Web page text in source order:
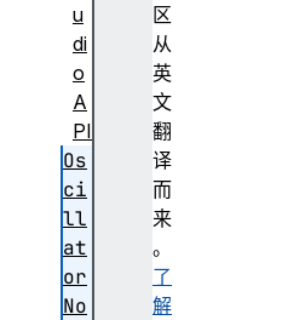
区
从
英
文
翻
译
而
来
。
了
解
u
di
o
A
PI
Os
ci
ll
at
or
No